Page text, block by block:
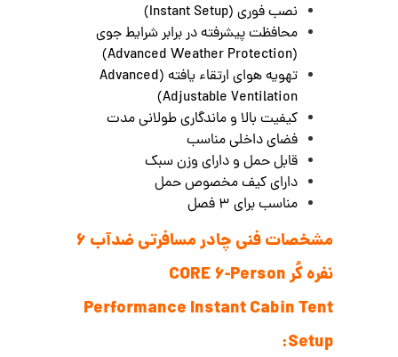
نصب فوری (Instant Setup)
محافظت پیشرفته در برابر شرایط جوی
(Advanced Weather Protection)
تهویه هوای ارتقاء یافته (Advanced
Adjustable Ventilation)
کیفیت بالا و ماندگاری طولانی مدت
فضای داخلی مناسب
قابل حمل و دارای وزن سبک
دارای کیف مخصوص حمل
مناسب برای 3 فصل
مشخصات فنی چادر مسافرتی ضدآب 6
نفره کُر CORE 6-Person
Performance Instant Cabin Tent
Setup: